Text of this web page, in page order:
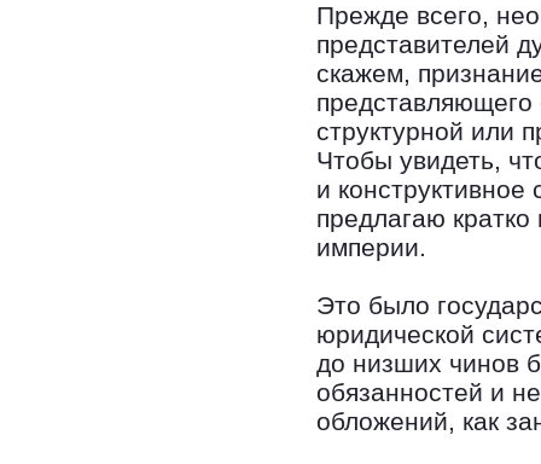
Прежде всего,
представителей
скажем,
представляющего
структурной или
Чтобы увидеть,
и конструктивное
предлагаю
империи.
Это было
юридической
до низших чинов
обязанностей и
обложений, как